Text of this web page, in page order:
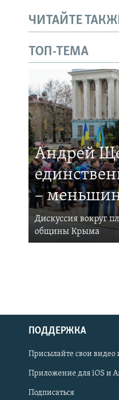
Українською
Qırımtatar
ПРИСОЕДИНЯЙТЕСЬ!
ЧИТАЙТЕ
ТОП-ТЕМА
Андрей
–
Дискуссия вокруг
общины Крыма
ПОДДЕРЖКА
Присылайте свои видео
Приложение для iOS и
Подписаться